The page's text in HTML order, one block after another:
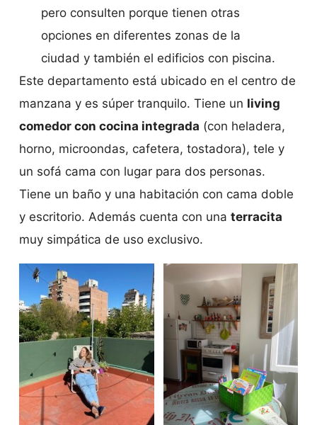
pero consulten porque tienen otras
opciones en diferentes zonas de la
ciudad y también el edificios con piscina.
Este departamento está ubicado en el centro de
manzana y es súper tranquilo. Tiene un living
comedor con cocina integrada (con heladera,
horno, microondas, cafetera, tostadora), tele y
un sofá cama con lugar para dos personas.
Tiene un baño y una habitación con cama doble
y escritorio. Además cuenta con una terracita
muy simpática de uso exclusivo.